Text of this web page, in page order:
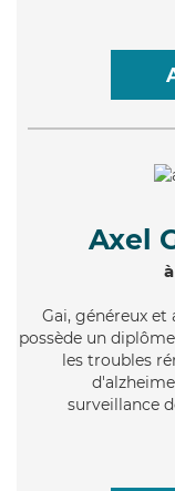
Axel
Gai, généreux et
possède un
les troubles
surveillance